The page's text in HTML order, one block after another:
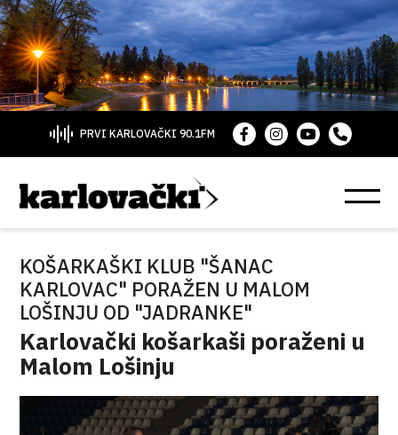
PRVI KARLOVAČKI 90.1FM
KOŠARKAŠKI KLUB "ŠANAC
KARLOVAC" PORAŽEN U MALOM
LOŠINJU OD "JADRANKE"
Karlovački košarkaši poraženi u
Malom Lošinju